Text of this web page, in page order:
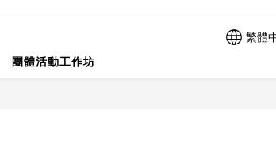
繁體
團體活動工作坊